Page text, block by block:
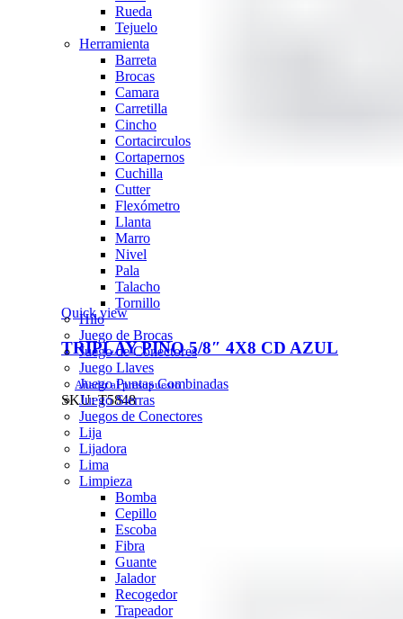
Quick view
TRIPLAY PINO 5/8″ 4X8 CD AZUL
Añadir al presupuesto
SKU:T5848
Rueda
Tejuelo
Herramienta
Barreta
Brocas
Camara
Carretilla
Cincho
Cortacirculos
Cortapernos
Cuchilla
Cutter
Flexómetro
Llanta
Marro
Nivel
Pala
Talacho
Tornillo
Hilo
Juego de Brocas
Juego de Conectores
Juego Llaves
Juego Puntas Combinadas
Juego Sierras
Juegos de Conectores
Lija
Lijadora
Lima
Limpieza
Bomba
Cepillo
Escoba
Fibra
Guante
Jalador
Recogedor
Trapeador